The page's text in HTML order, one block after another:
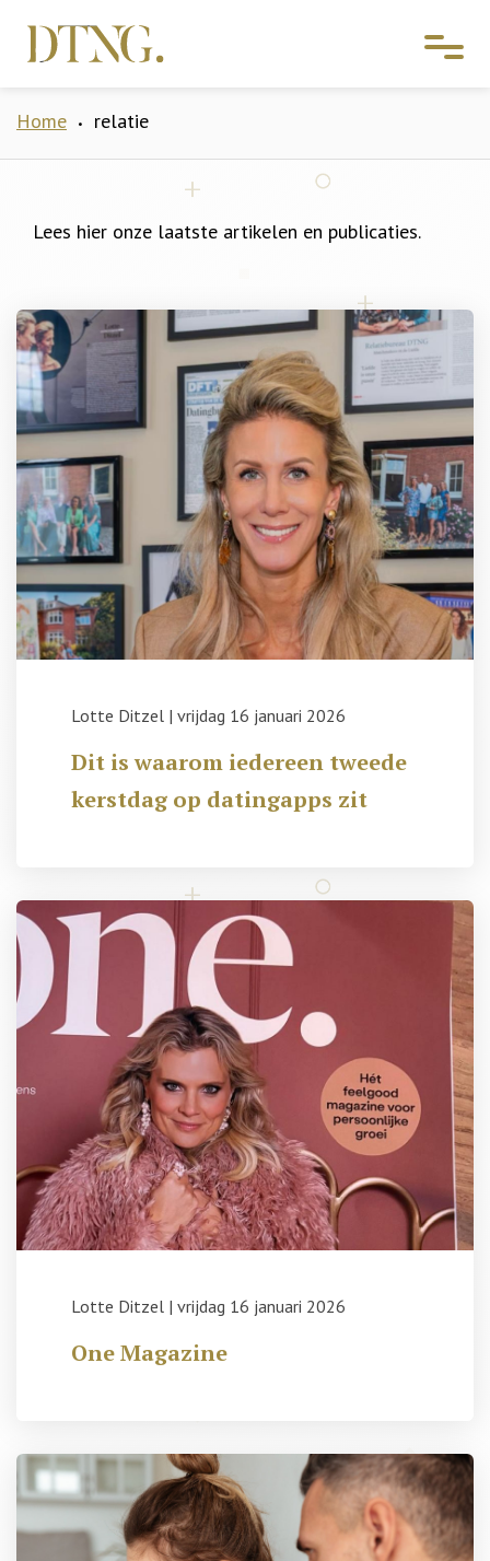
Home • relatie
Lees hier onze laatste artikelen en publicaties.
Lotte Ditzel | vrijdag 16 januari 2026
Dit is waarom iedereen tweede
kerstdag op datingapps zit
Lotte Ditzel | vrijdag 16 januari 2026
One Magazine